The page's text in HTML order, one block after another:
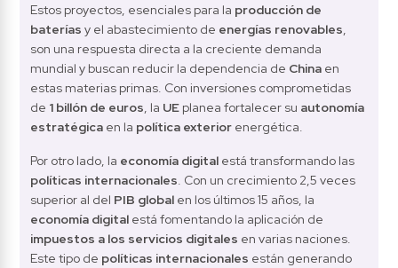
Estos proyectos, esenciales para la producción de
baterías y el abastecimiento de energías renovables,
son una respuesta directa a la creciente demanda
mundial y buscan reducir la dependencia de China en
estas materias primas. Con inversiones comprometidas
de 1 billón de euros, la UE planea fortalecer su autonomía
estratégica en la política exterior energética.
Por otro lado, la economía digital
políticas internacionales. Con un crecimiento 2,5 veces
superior al del PIB global
economía digital
impuestos a los servicios digitales en varias naciones.
Este tipo de políticas internacionales están generando